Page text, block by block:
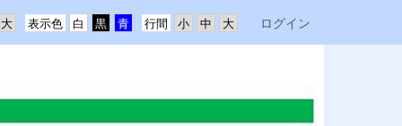
行間
表示色 ログイン